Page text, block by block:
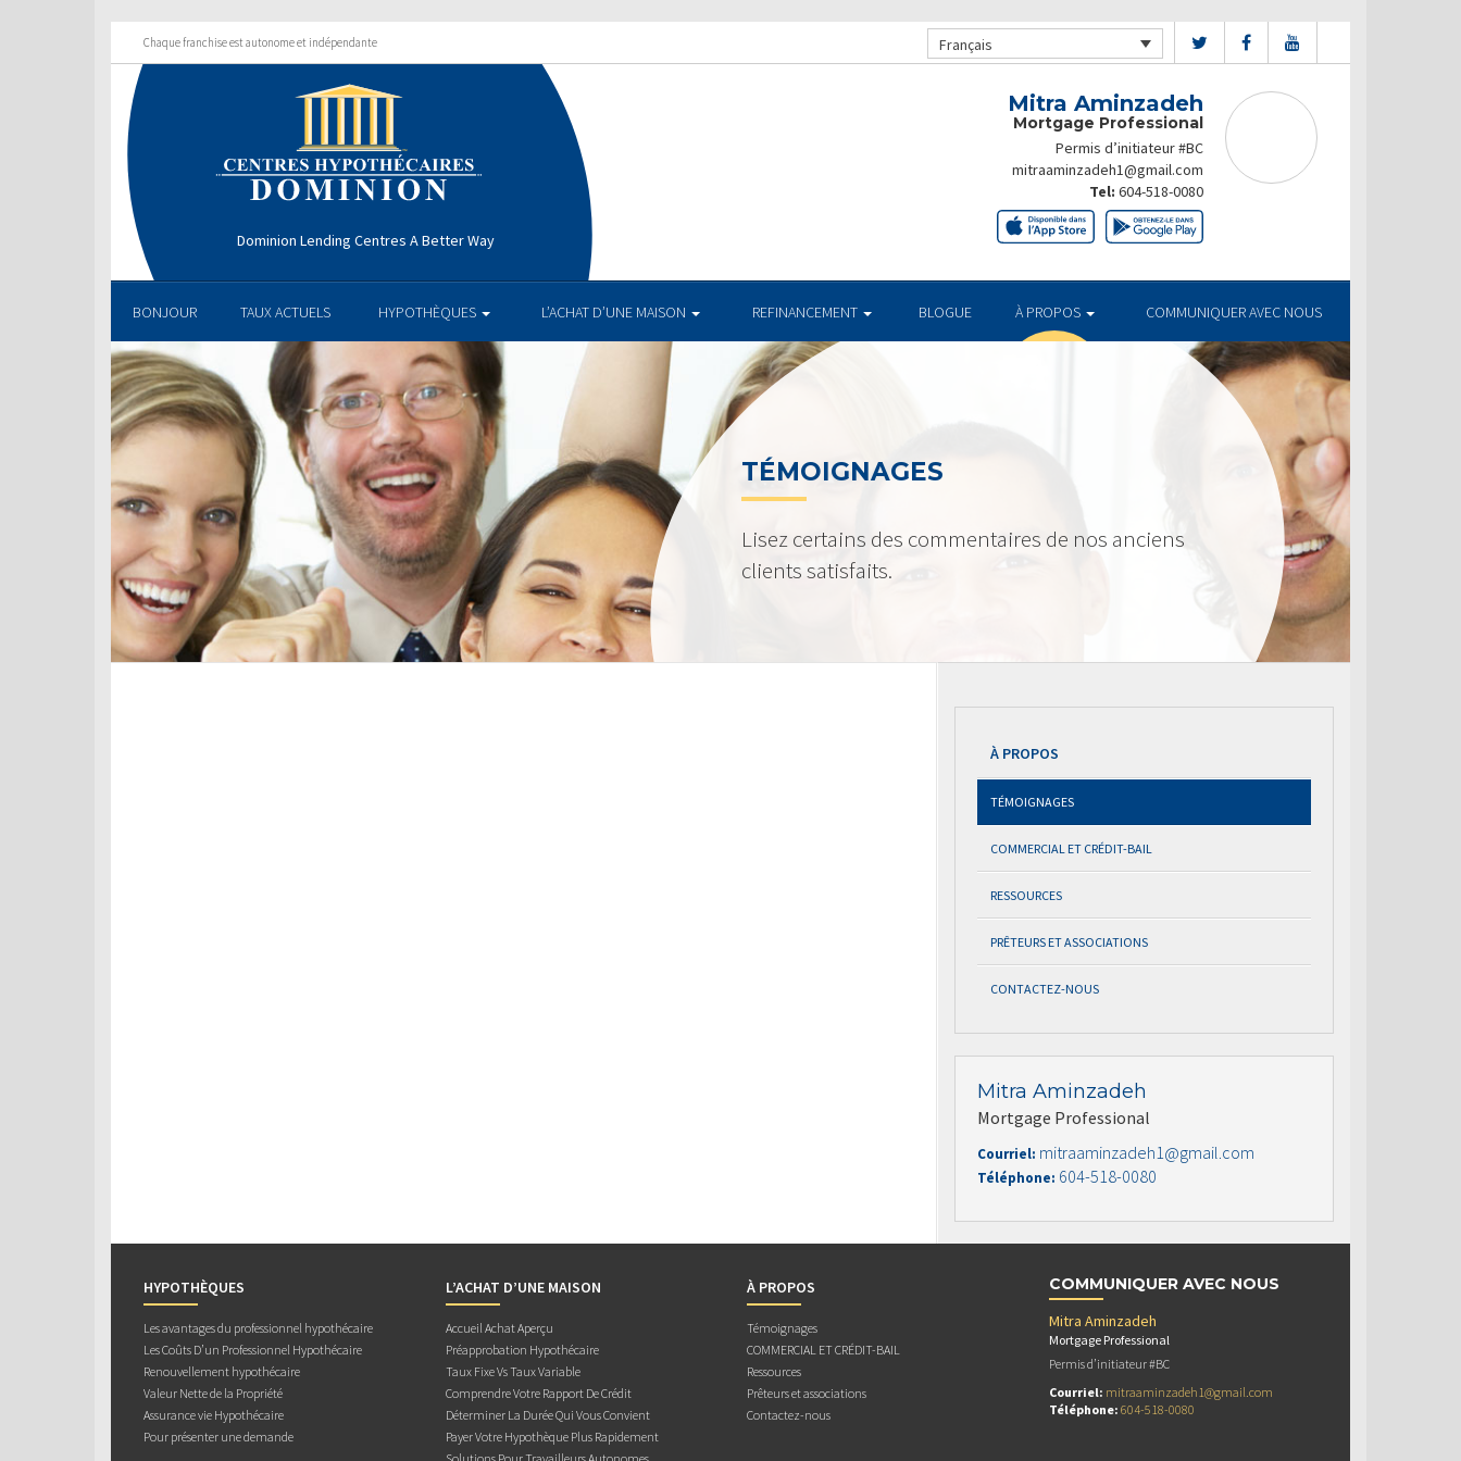
Chaque franchise est autonome et indépendante Français
Dominion Lending Centres A Better Way
Mitra Aminzadeh
Mortgage Professional
Permis d’initiateur #BC
mitraaminzadeh1@gmail.com
Tel: 604-518-0080
BONJOUR TAUX ACTUELS HYPOTHÈQUES L’ACHAT D’UNE MAISON REFINANCEMENT BLOGUE À PROPOS COMMUNIQUER AVEC NOUS
TÉMOIGNAGES
Lisez certains des commentaires de nos anciens
clients satisfaits.
À PROPOS
TÉMOIGNAGES
COMMERCIAL ET CRÉDIT-BAIL
RESSOURCES
PRÊTEURS ET ASSOCIATIONS
CONTACTEZ-NOUS
Mitra Aminzadeh
Mortgage Professional
Courriel: mitraaminzadeh1@gmail.com
Téléphone: 604-518-0080
HYPOTHÈQUES
Les avantages du professionnel hypothécaire
Les Coûts D’un Professionnel Hypothécaire
Renouvellement hypothécaire
Valeur Nette de la Propriété
Assurance vie Hypothécaire
Pour présenter une demande
L’ACHAT D’UNE MAISON
Accueil Achat Aperçu
Préapprobation Hypothécaire
Taux Fixe Vs Taux Variable
Comprendre Votre Rapport De Crédit
Déterminer La Durée Qui Vous Convient
Payer Votre Hypothèque Plus Rapidement
À PROPOS
Témoignages
COMMERCIAL ET CRÉDIT-BAIL
Ressources
Prêteurs et associations
Contactez-nous
COMMUNIQUER AVEC NOUS
Mitra Aminzadeh
Mortgage Professional
Permis d’initiateur #BC
Courriel: mitraaminzadeh1@gmail.com
Téléphone: 604-518-0080